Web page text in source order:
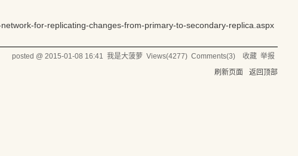
for-replicating-changes-from-primary-to-secondary-replica.aspx
posted @2015-01-08 16:41 我是大菠萝 Views(4277) Comments(3) 收藏 举报
刷新页面
返回顶部